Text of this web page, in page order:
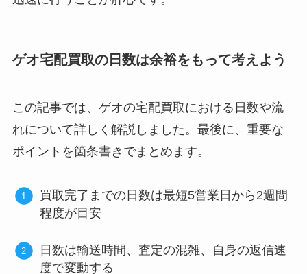
ゲオ宅配買取の日数は余裕をもって考えよう
この記事では、ゲオの宅配買取における日数や流
れについて詳しく解説しました。最後に、重要な
ポイントを箇条書きでまとめます。
買取完了までの日数は最短5営業日から2週間
程度が目安
日数は輸送時間、査定の混雑、自身の返信速
度で変動する